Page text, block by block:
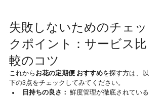
失敗しないためのチェッ
クポイント：サービス比
較のコツ
これから お花の定期便 おすすめを探す方は、以
下の3点をチェックしてみてください。
日持ちの良さ： 鮮度管理が徹底されている